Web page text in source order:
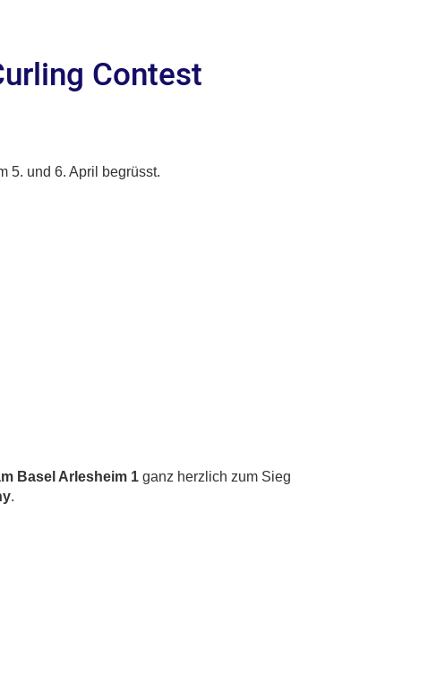
Contest
5. und 6. April begrüsst.
Basel Arlesheim 1ganz herzlich zum Sieg
.